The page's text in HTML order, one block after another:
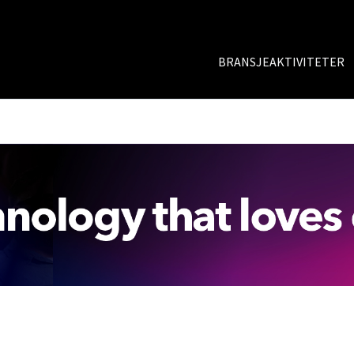
BRANSJEAKTIVITETER